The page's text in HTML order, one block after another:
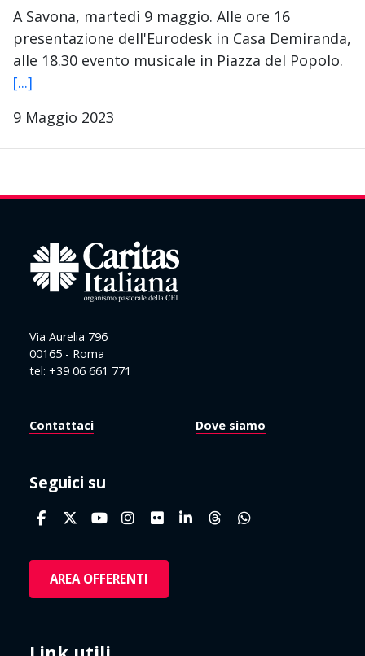
A Savona, martedì 9 maggio. Alle ore 16
presentazione dell'Eurodesk in Casa Demiranda,
alle 18.30 evento musicale in Piazza del Popolo.
[...]
9 Maggio 2023
Via Aurelia 796
00165 - Roma
tel: +39 06 661 771
Contattaci Dove siamo
Seguici su
AREA OFFERENTI